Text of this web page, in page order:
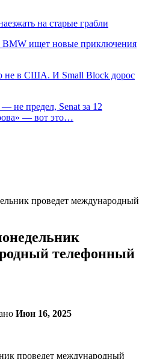
на старые грабли
BMW ищет новые приключения
не в США. И Small Block дорос
не предел, Senat за 12
— вот это…
проведет международный
телефонный
Июн 16, 2025